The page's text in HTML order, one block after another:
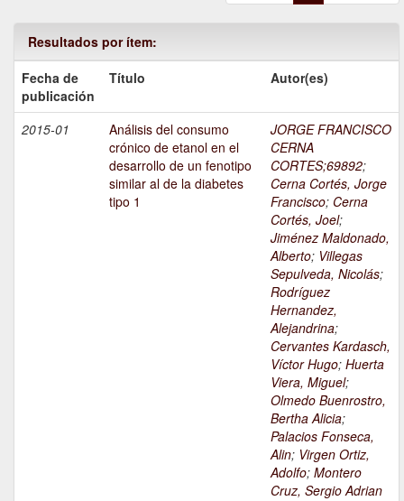
Resultados por ítem:
Fecha de
publicación
Título Autor(es)
2015-01
Análisis del consumo
crónico de etanol en el
desarrollo de un fenotipo
similar al de la diabetes
tipo 1
JORGE FRANCISCO
CERNA
CORTES;69892;
Cerna Cortés, Jorge
Francisco; Cerna
Cortés, Joel;
Jiménez Maldonado,
Alberto; Villegas
Sepulveda, Nicolás;
Rodríguez
Hernandez,
Alejandrina;
Cervantes Kardasch,
Víctor Hugo; Huerta
Viera, Miguel;
Olmedo Buenrostro,
Bertha Alicia;
Palacios Fonseca,
Alin; Virgen Ortiz,
Adolfo; Montero
Cruz, Sergio Adrian